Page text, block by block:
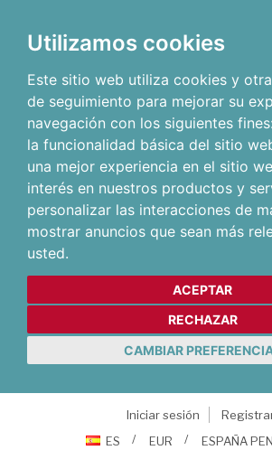
Utilizamos cookies
Este sitio web utiliza cookies y
de seguimiento para mejorar su
navegación con los siguientes fines:
la funcionalidad básica del sitio
una mejor experiencia en el sitio
interés en nuestros productos y
personalizar las interacciones de
mostrar anuncios que sean más
usted.
ACEPTAR
RECHAZAR
CAMBIAR
Iniciar sesión
ES
EUR ESPAÑA